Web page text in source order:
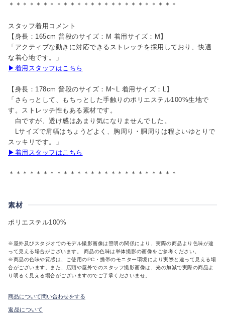
＊＊＊＊＊＊＊＊＊＊＊＊＊＊＊＊＊＊＊＊＊＊＊＊＊
スタッフ着用コメント
【身長：165cm 普段のサイズ：M 着用サイズ：M】
「アクティブな動きに対応できるストレッチを採用しており、快適
な着心地です。」
▶着用スタッフはこちら
【身長：178cm 普段のサイズ：M~L 着用サイズ：L】
「さらっとして、もちっとした手触りのポリエステル100%生地で
す。ストレッチ性もある素材です。
白ですが、透け感はあまり気になりませんでした。
Lサイズで肩幅はちょうどよく、胸周り・胴周りは程よいゆとりで
スッキリです。」
▶着用スタッフはこちら
＊＊＊＊＊＊＊＊＊＊＊＊＊＊＊＊＊＊＊＊＊＊＊＊＊
素材
ポリエステル100%
※屋外及びスタジオでのモデル撮影画像は照明の関係により、実際の商品より色味が違
って見える場合がございます。 商品の色味は単体撮影の画像をご参考ください。
※商品の色味や質感は、ご使用のPC・携帯のモニター環境により実際と違って見える場
合がございます。また、店頭や屋外でのスタッフ撮影画像は、光の加減で実際の商品よ
り明るく見える場合がございますのでご了承くださいませ。
商品について問い合わせをする
返品について